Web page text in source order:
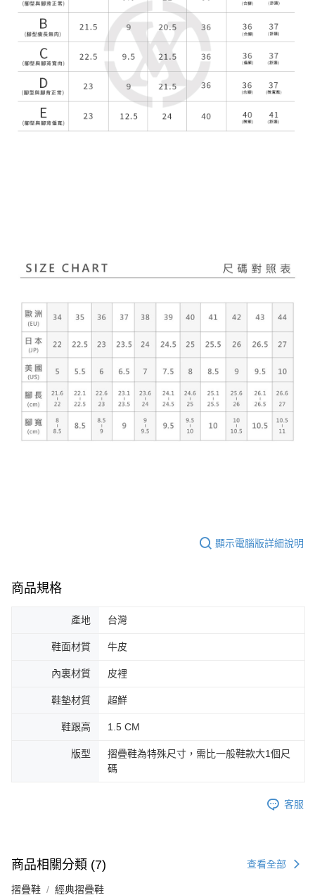
顯示電腦版詳細說明
商品規格
產地 台灣
鞋面材質 牛皮
內裏材質 皮裡
鞋墊材質 超鮮
鞋跟高 1.5 CM
版型
摺疊鞋為特殊尺寸，需比一般鞋款大1個尺
碼
客服
商品相關分類 (7) 查看全部
摺疊鞋 經典摺疊鞋